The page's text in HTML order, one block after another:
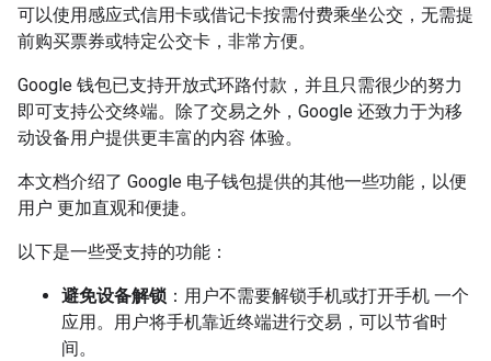
可以使用感应式信用卡或借记卡按需付费乘坐公交，无需提
前购买票券或特定公交卡，非常方便。
Google 钱包已支持开放式环路付款，并且只需很少的努力
即可支持公交终端。除了交易之外，Google 还致力于为移
动设备用户提供更丰富的内容 体验。
本文档介绍了 Google 电子钱包提供的其他一些功能，以便
用户 更加直观和便捷。
以下是一些受支持的功能：
避免设备解锁 ：用户不需要解锁手机或打开手机 一个
应用。用户将手机靠近终端进行交易，可以节省时
间。